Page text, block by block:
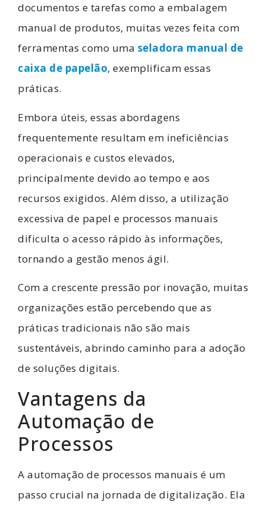
documentos e tarefas como a embalagem
manual de produtos, muitas vezes feita com
ferramentas como uma seladora manual de
caixa de papelão, exemplificam essas
práticas.
Embora úteis, essas abordagens
frequentemente resultam em ineficiências
operacionais e custos elevados,
principalmente devido ao tempo e aos
recursos exigidos. Além disso, a utilização
excessiva de papel e processos manuais
dificulta o acesso rápido às informações,
tornando a gestão menos ágil.
Com a crescente pressão por inovação, muitas
organizações estão percebendo que as
práticas tradicionais não são mais
sustentáveis, abrindo caminho para a adoção
de soluções digitais.
Vantagens da
Automação de
Processos
A automação de processos manuais é um
passo crucial na jornada de digitalização. Ela